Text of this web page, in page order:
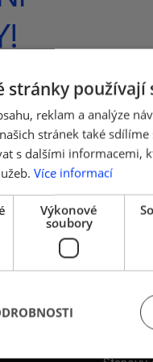
o schválení
zástupci
zásadně
nebo
školám či
DALŠÍ
stránky používají
reklam a analýze
stránek také
s dalšími informacemi,
Více informací
Výkonové
soubory